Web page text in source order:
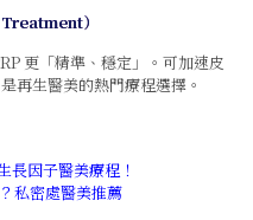
）
更「精準、穩定」。可加速皮
再生醫美的熱門療程選擇。
長因子醫美療程！
私密處醫美推薦